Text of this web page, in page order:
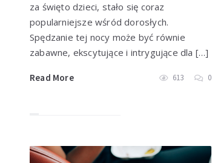
za święto dzieci, stało się coraz
popularniejsze wśród dorosłych.
Spędzanie tej nocy może być równie
zabawne, ekscytujące i intrygujące dla […]
Read More 613 0